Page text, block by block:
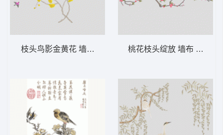
枝头鸟影金黄花 墙布 鸟语花香 背景墙桃花枝头绽放 墙布 鸟语花